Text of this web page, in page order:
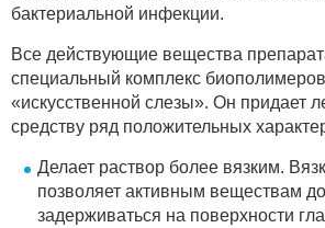
бактериальной инфекции.
Все действующие вещества
специальный комплекс
«искусственной слезы». Он придает
средству ряд положительных
Делает раствор более вязким.
позволяет активным веществам
задерживаться на поверхности